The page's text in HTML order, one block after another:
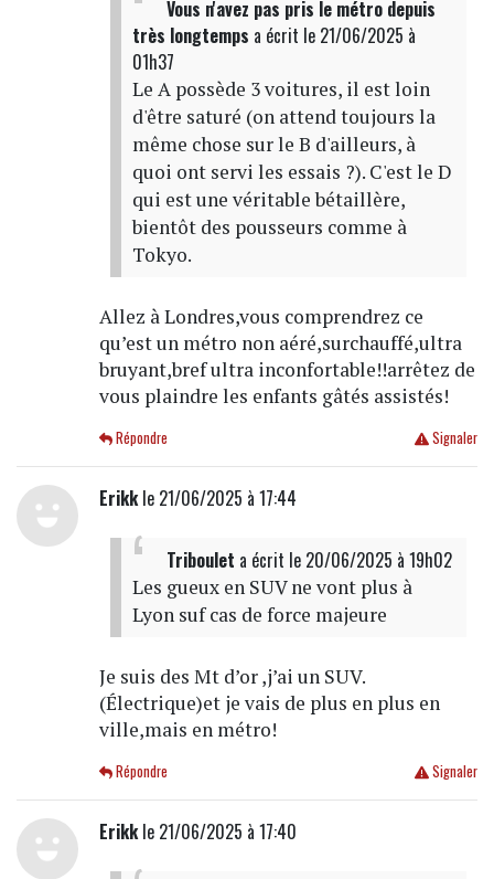
Vous n'avez pas pris le métro depuis
très longtemps a écrit le 21/06/2025 à
01h37
Le A possède 3 voitures, il est loin
d'être saturé (on attend toujours la
même chose sur le B d'ailleurs, à
quoi ont servi les essais ?). C'est le D
qui est une véritable bétaillère,
bientôt des pousseurs comme à
Tokyo.
Allez à Londres,vous comprendrez ce
qu’est un métro non aéré,surchauffé,ultra
bruyant,bref ultra inconfortable!!arrêtez de
vous plaindre les enfants gâtés assistés!
Signaler
Répondre
Erikkle 21/06/2025 à 17:44
Triboulet a écrit le 20/06/2025 à 19h02
Les gueux en SUV ne vont plus à
Lyon suf cas de force majeure
Je suis des Mt d’or ,j’ai un SUV.
(Électrique)et je vais de plus en plus en
ville,mais en métro!
Signaler
Répondre
Erikkle 21/06/2025 à 17:40